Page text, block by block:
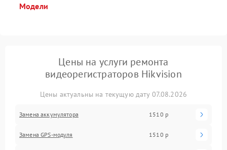
Модели
Цены на услуги ремонта
видеорегистраторов Hikvision
Цены актуальны на текущую дату 07.08.2026
Замена аккумулятора 1510 р
Замена GPS-модуля 1510 р